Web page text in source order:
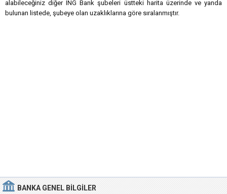
alabileceğiniz diğer ING Bank şubeleri üstteki harita üzerinde ve yanda
bulunan listede, şubeye olan uzaklıklarına göre sıralanmıştır.
BANKA GENEL BILGILER